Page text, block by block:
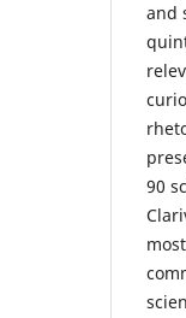
and
90